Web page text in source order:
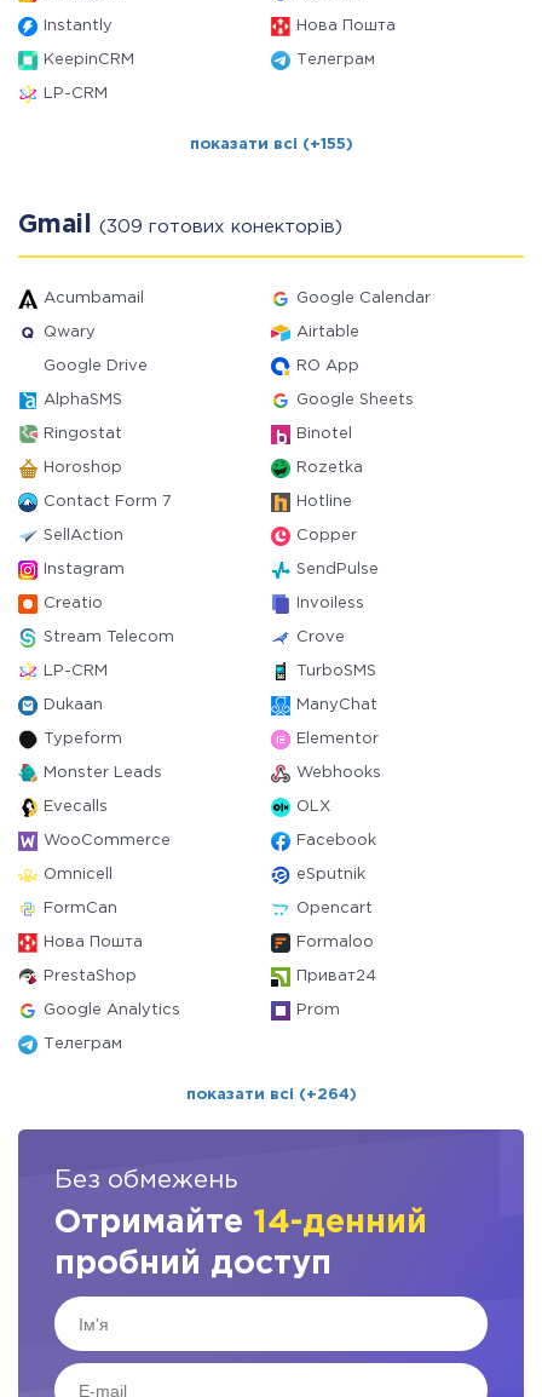
Instantly Нова Пошта
KeepinCRM Телеграм
LP-CRM
показати всі (+155)
Gmail (309 готових конекторів)
Acumbamail Google Calendar
Qwary Airtable
Google Drive RO App
AlphaSMS Google Sheets
Ringostat Binotel
Horoshop Rozetka
Contact Form 7 Hotline
SellAction Copper
Instagram SendPulse
Creatio Invoiless
Stream Telecom Crove
LP-CRM TurboSMS
Dukaan ManyChat
Typeform Elementor
Monster Leads Webhooks
Evecalls OLX
WooCommerce Facebook
Omnicell eSputnik
FormCan Opencart
Нова Пошта Formaloo
PrestaShop Приват24
Google Analytics Prom
Телеграм
показати всі (+264)
Без обмежень
Отримайте 14-денний
пробний доступ